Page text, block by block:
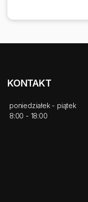
KONTAKT
poniedziałek - piątek
8:00 - 18:00